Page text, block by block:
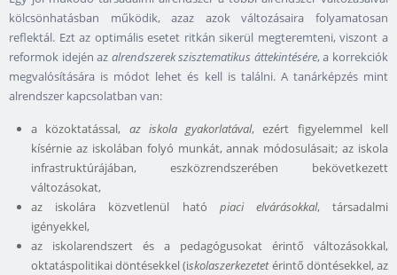
kölcsönhatásban működik, azaz azok változásaira folyamatosan
reflektál. Ezt az optimális esetet ritkán sikerül megteremteni, viszont a
reformok idején az alrendszerek szisztematikus áttekintésére, a korrekciók
megvalósítására is módot lehet és kell is találni. A tanárképzés mint
alrendszer kapcsolatban van:
a közoktatással, az iskola gyakorlatával, ezért figyelemmel kell
kísérnie az iskolában folyó munkát, annak módosulásait; az iskola
infrastruktúrájában, eszközrendszerében bekövetkezett
változásokat,
az iskolára közvetlenül ható piaci elvárásokkal, társadalmi
igényekkel,
az iskolarendszert és a pedagógusokat érintő változásokkal,
oktatáspolitikai döntésekkel (iskolaszerkezetetérintő döntésekkel, az